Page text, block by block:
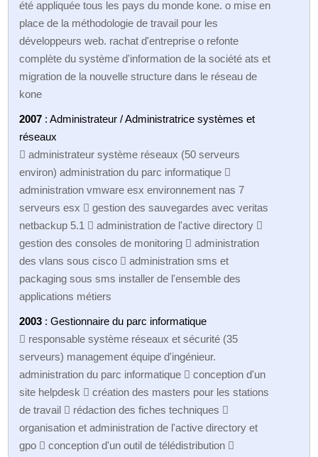
été appliquée tous les pays du monde kone. o mise en
place de la méthodologie de travail pour les
développeurs web. rachat d'entreprise o refonte
complète du système d'information de la société ats et
migration de la nouvelle structure dans le réseau de
kone
2007 : Administrateur / Administratrice systèmes et
réseaux
 administrateur système réseaux (50 serveurs
environ) administration du parc informatique 
administration vmware esx environnement nas 7
serveurs esx  gestion des sauvegardes avec veritas
netbackup 5.1  administration de l'active directory 
gestion des consoles de monitoring  administration
des vlans sous cisco  administration sms et
packaging sous sms installer de l'ensemble des
applications métiers
2003 : Gestionnaire du parc informatique
 responsable système réseaux et sécurité (35
serveurs) management équipe d'ingénieur.
administration du parc informatique  conception d'un
site helpdesk  création des masters pour les stations
de travail  rédaction des fiches techniques 
organisation et administration de l'active directory et
gpo  conception d'un outil de télédistribution 